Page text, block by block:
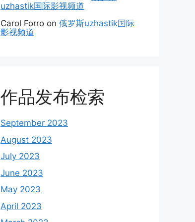
uzhastik国际影视频道
Carol Forro on 俄罗斯uzhastik国际
影视频道
作品发布检索
September 2023
August 2023
July 2023
June 2023
May 2023
April 2023